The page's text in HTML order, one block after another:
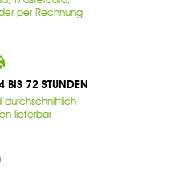
per Rechnung
BIS 72 STUNDEN
durchschnittlich
lieferbar